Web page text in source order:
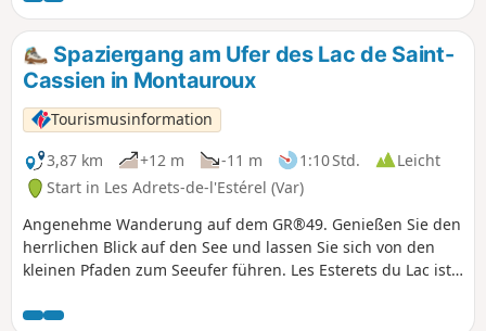
Spaziergang am Ufer des Lac de Saint-
Cassien in Montauroux
Tourismusinformation
3,87 km
+12 m -11 m 1:10 Std.
Leicht
Start in Les Adrets-de-l'Estérel (Var)
Angenehme Wanderung auf dem GR®49. Genießen Sie den
herrlichen Blick auf den See und lassen Sie sich von den
kleinen Pfaden zum Seeufer führen. Les Esterets du Lac ist
wurde. Es handelte sich um ein Jagdgebiet, auf dem